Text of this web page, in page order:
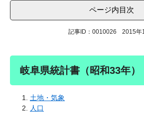
ページ内目次
記事ID：0010026 2015年
岐阜県統計書（昭和33年）
土地・気象
人口